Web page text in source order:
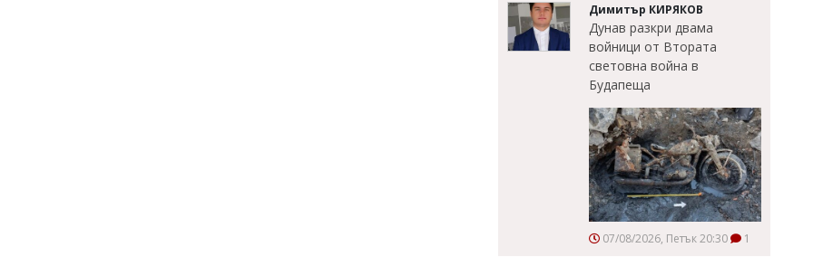
Димитър КИРЯКОВ
Дунав разкри двама
войници от Втората
световна война в
Будапеща
07/08/2026, Петък 20:30 1